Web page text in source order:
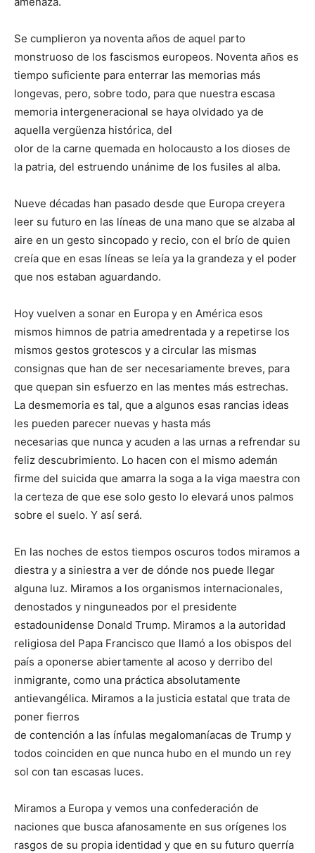
Se cumplieron ya noventa años de aquel parto
monstruoso de los fascismos europeos. Noventa años es
tiempo suficiente para enterrar las memorias más
longevas, pero, sobre todo, para que nuestra escasa
memoria intergeneracional se haya olvidado ya de
aquella vergüenza histórica, del
olor de la carne quemada en holocausto a los dioses de
la patria, del estruendo unánime de los fusiles al alba.
Nueve décadas han pasado desde que Europa creyera
leer su futuro en las líneas de una mano que se alzaba al
aire en un gesto sincopado y recio, con el brío de quien
creía que en esas líneas se leía ya la grandeza y el poder
que nos estaban aguardando.
Hoy vuelven a sonar en Europa y en América esos
mismos himnos de patria amedrentada y a repetirse los
mismos gestos grotescos y a circular las mismas
consignas que han de ser necesariamente breves, para
que quepan sin esfuerzo en las mentes más estrechas.
La desmemoria es tal, que a algunos esas rancias ideas
les pueden parecer nuevas y hasta más
necesarias que nunca y acuden a las urnas a refrendar su
feliz descubrimiento. Lo hacen con el mismo ademán
firme del suicida que amarra la soga a la viga maestra con
la certeza de que ese solo gesto lo elevará unos palmos
sobre el suelo. Y así será.
En las noches de estos tiempos oscuros todos miramos a
diestra y a siniestra a ver de dónde nos puede llegar
alguna luz. Miramos a los organismos internacionales,
denostados y ninguneados por el presidente
estadounidense Donald Trump. Miramos a la autoridad
religiosa del Papa Francisco que llamó a los obispos del
país a oponerse abiertamente al acoso y derribo del
inmigrante, como una práctica absolutamente
antievangélica. Miramos a la justicia estatal que trata de
poner fierros
de contención a las ínfulas megalomaníacas de Trump y
todos coinciden en que nunca hubo en el mundo un rey
sol con tan escasas luces.
Miramos a Europa y vemos una confederación de
naciones que busca afanosamente en sus orígenes los
rasgos de su propia identidad y que en su futuro querría